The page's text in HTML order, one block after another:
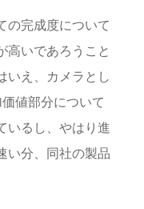
の完成度について
高いであろうこと
いえ、カメラとし
値部分について
いるし、やはり進
い分、同社の製品